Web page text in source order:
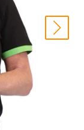
next